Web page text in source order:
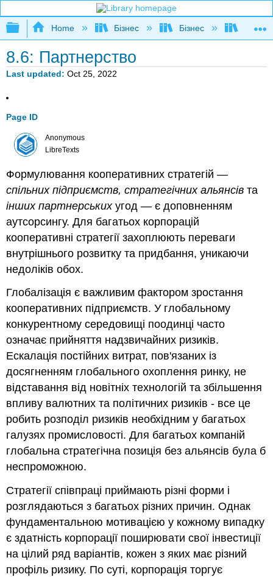
Expand/collapse global hierarchy
Home Бізнес Бізнес
8.6: Партнерство
Last updated Oct 25, 2022
Page ID
Anonymous
LibreTexts
Формулювання кооперативних стратегій —
спільних підприємств, стратегічних альянсів та
інших партнерськихугод — є доповненням
аутсорсингу. Для багатьох корпорацій
кооперативні стратегії захоплюють переваги
внутрішнього розвитку та придбання, уникаючи
недоліків обох.
Глобалізація є важливим фактором зростання
кооперативних підприємств. У глобальному
конкурентному середовищі поодинці часто
означає прийняття надзвичайних ризиків.
Ескалація постійних витрат, пов'язаних із
досягненням глобального охоплення ринку, не
відставання від новітніх технологій та збільшення
впливу валютних та політичних ризиків - все це
робить розподіл ризиків необхідним у багатьох
галузях промисловості. Для багатьох компаній
глобальна стратегічна позиція без альянсів була б
неспроможною.
Стратегії співпраці приймають різні форми і
розглядаються з багатьох різних причин. Однак
фундаментальною мотивацією у кожному випадку
є здатність корпорації поширювати свої інвестиції
на цілий ряд варіантів, кожен з яких має різний
профіль ризику. По суті, корпорація торгує